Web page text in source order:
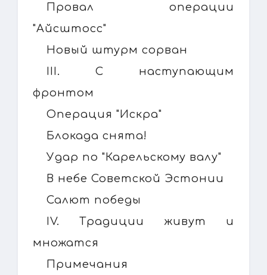
Провал операции
"Айсштосс"
Новый штурм сорван
III. С наступающим
фронтом
Операция "Искра"
Блокада снята!
Удар по "Карельскому валу"
В небе Советской Эстонии
Салют победы
IV. Традиции живут и
множатся
Примечания